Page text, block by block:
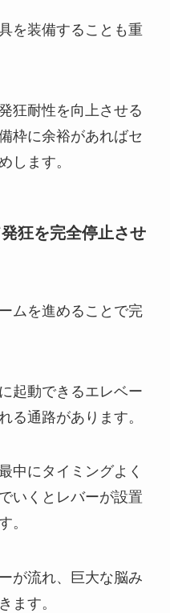
を装備することも重
狂耐性を向上させる
枠に余裕があればセ
します。
狂を完全停止させ
ムを進めることで完
起動できるエレベー
る通路があります。
中にタイミングよく
いくとレバーが設置
。
が流れ、巨大な脳み
ます。